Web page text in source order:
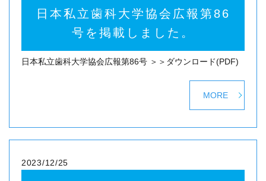
日本私立歯科大学協会広報第86
号を掲載しました。
日本私立歯科大学協会広報第86号 ＞＞ダウンロード(PDF)
MORE
2023/12/25